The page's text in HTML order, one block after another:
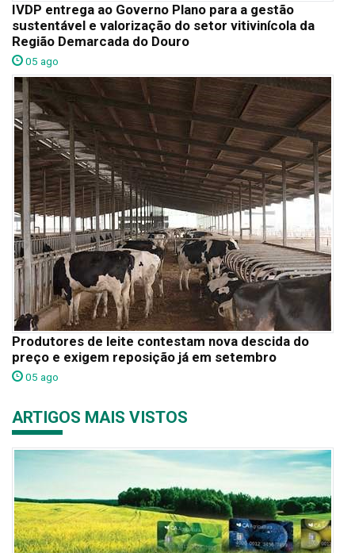
IVDP entrega ao Governo Plano para a gestão
sustentável e valorização do setor vitivinícola da
Região Demarcada do Douro
05 ago
Produtores de leite contestam nova descida do
preço e exigem reposição já em setembro
05 ago
ARTIGOS MAIS VISTOS